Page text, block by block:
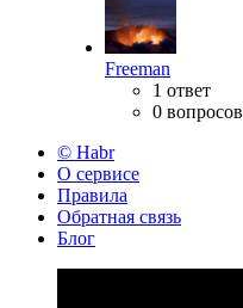
Freeman
1 ответ
0 вопросов
© Habr
О сервисе
Правила
Обратная связь
Блог